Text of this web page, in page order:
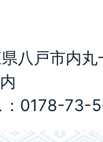
八戸市内丸
：0178-73-